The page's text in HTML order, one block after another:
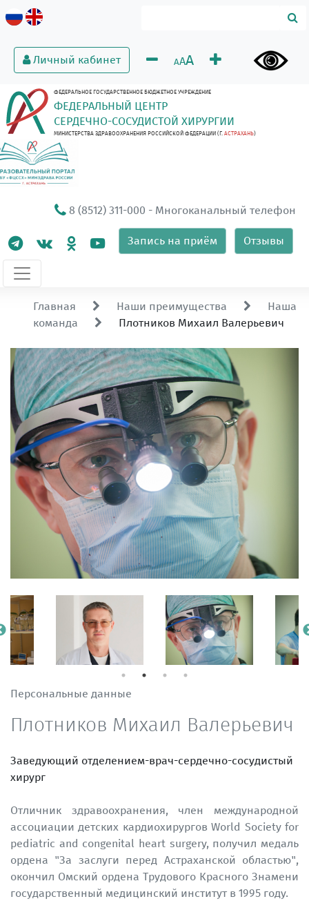
Личный кабинет AAA
ФЕДЕРАЛЬНОЕ ГОСУДАРСТВЕННОЕ БЮДЖЕТНОЕ УЧРЕЖДЕНИЕ
ФЕДЕРАЛЬНЫЙ ЦЕНТР
СЕРДЕЧНО-СОСУДИСТОЙ ХИРУРГИИ
МИНИСТЕРСТВА ЗДРАВООХРАНЕНИЯ РОССИЙСКОЙ ФЕДЕРАЦИИ (Г. АСТРАХАНЬ)
8 (8512) 311-000 - Многоканальный телефон
Запись на приём Отзывы
Главная Наши преимущества
Наша
команда
Плотников Михаил Валерьевич
Персональные данные
Плотников Михаил Валерьевич
Заведующий отделением-врач-сердечно-сосудистый
хирург
Отличник здравоохранения, член международной
ассоциации детских кардиохирургов World Society for
pediatric and congenital heart surgery, получил медаль
ордена "За заслуги перед Астраханской областью",
окончил Омский ордена Трудового Красного Знамени
государственный медицинский институт в 1995 году.